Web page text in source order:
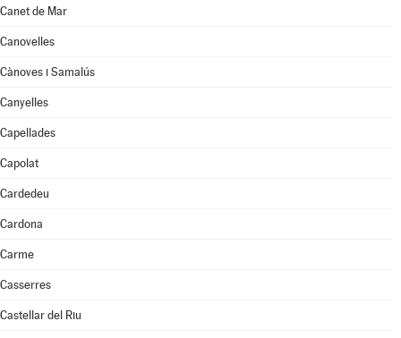
Canet de Mar
Canovelles
Cànoves i Samalús
Canyelles
Capellades
Capolat
Cardedeu
Cardona
Carme
Casserres
Castellar del Riu